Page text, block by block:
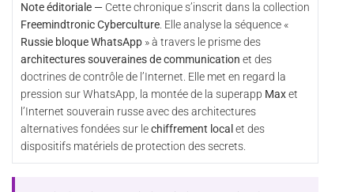
Note éditoriale —Cette chronique s’inscrit dans la collection
Freemindtronic Cyberculture. Elle analyse la séquence «
Russie bloque WhatsApp» à travers le prisme des
architectures souveraines de communication et des
doctrines de contrôle de l’Internet. Elle met en regard la
pression sur WhatsApp, la montée de la superapp Maxet
l’Internet souverain russe avec des architectures
alternatives fondées sur lechiffrement local et des
dispositifs matériels de protection des secrets.